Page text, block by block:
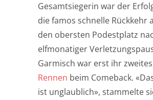
Gesamtsiegerin war der
die famos schnelle Rückkehr
den obersten Podestplatz
elfmonatiger
Garmisch war erst ihr zweites
Rennen beim Comeback.
ist unglaublich», stammelte